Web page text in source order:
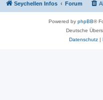
Seychellen Infos Forum
Powered by phpBB®
Deutsche
Datenschutz|